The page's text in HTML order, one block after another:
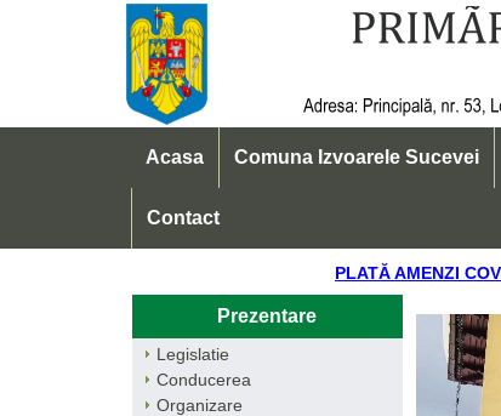
Acasa Comuna Izvoarele Sucevei
Contact
PLATĂ
Prezentare
Legislatie
Conducerea
Organizare